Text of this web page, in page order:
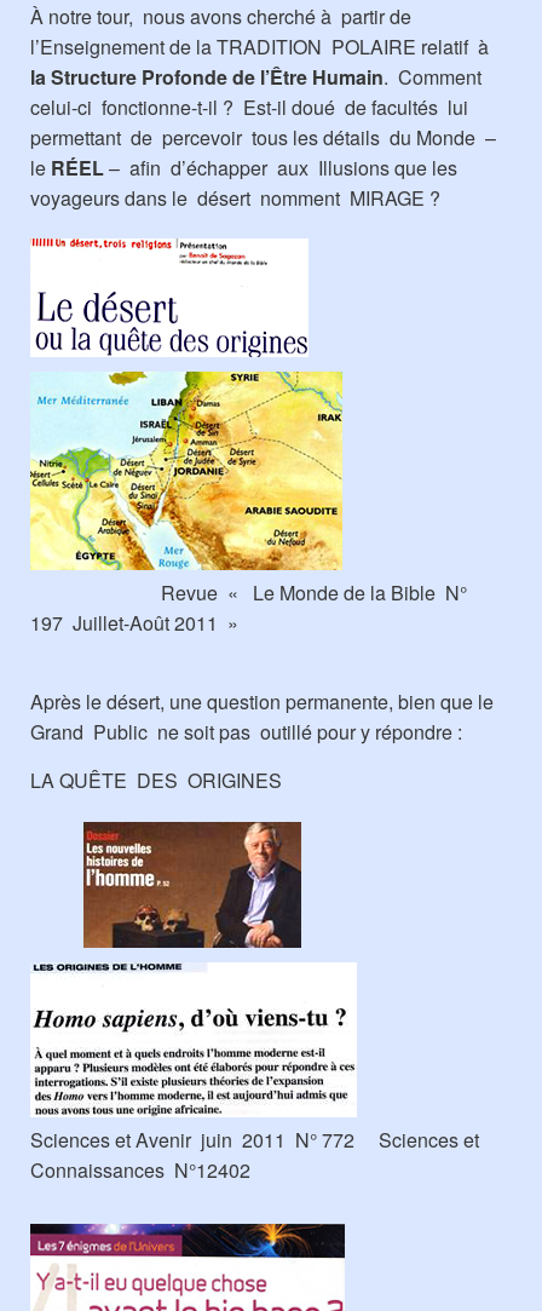
À notre tour, nous avons cherché à partir de
l’Enseignement de la TRADITION POLAIRE relatif à
la Structure Profonde de l’Être Humain. Comment
celui-ci fonctionne-t-il ? Est-il doué de facultés lui
permettant de percevoir tous les détails du Monde –
le RÉEL– afin d’échapper aux Illusions que les
voyageurs dans le désert nomment MIRAGE ?
Revue « Le Monde de la Bible N°
197 Juillet-Août 2011 »
Après le désert, une question permanente, bien que le
Grand Public ne soit pas outillé pour y répondre :
LA QUÊTE DES ORIGINES
Sciences et Avenir juin 2011 N° 772 Sciences et
Connaissances N°12402